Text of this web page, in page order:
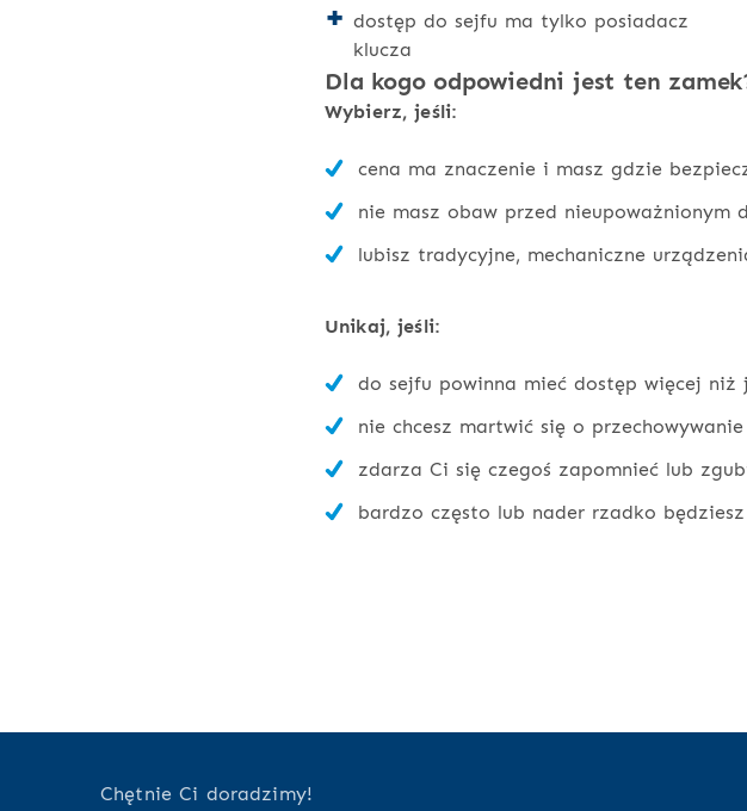
dostęp do sejfu ma tylko posiadacz
klucza
Dla kogo odpowiedni jest ten
Wybierz, jeśli:
cena ma znaczenie i masz gdzie
nie masz obaw przed nieupoważnionym
lubisz tradycyjne, mechaniczne
Unikaj, jeśli:
do sejfu powinna mieć dostęp więcej niż
nie chcesz martwić się o
zdarza Ci się czegoś zapomnieć lub
bardzo często lub nader rzadko
Chętnie Ci doradzimy!